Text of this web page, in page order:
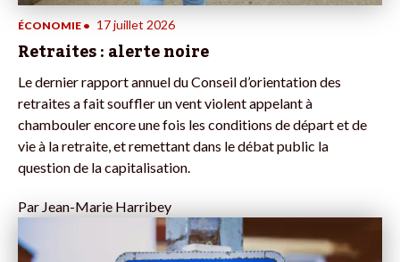
ÉCONOMIE • 17 juillet 2026
Retraites : alerte noire
Le dernier rapport annuel du Conseil d’orientation des
retraites a fait souffler un vent violent appelant à
chambouler encore une fois les conditions de départ et de
vie à la retraite, et remettant dans le débat public la
question de la capitalisation.
ParJean-Marie Harribey